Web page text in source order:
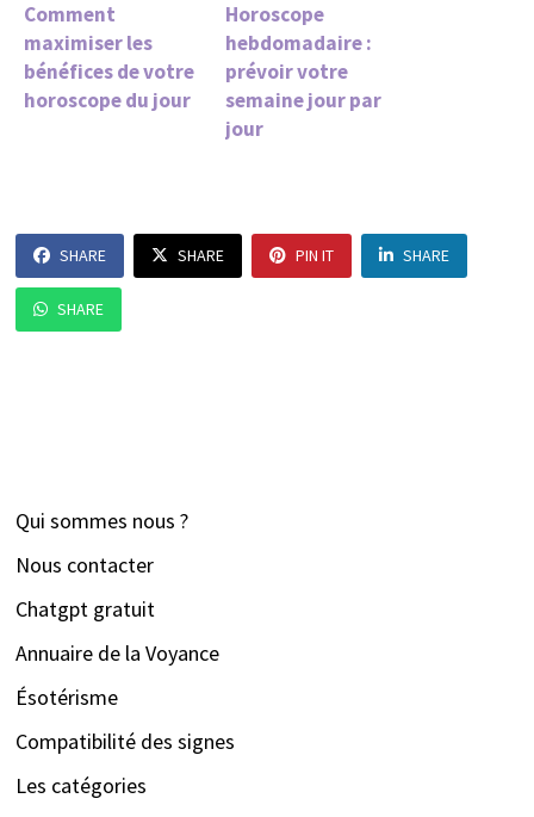
Comment
maximiser les
bénéfices de votre
horoscope du jour
Horoscope
hebdomadaire :
prévoir votre
semaine jour par
jour
SHARE SHARE PIN IT SHARE
SHARE
Qui sommes nous ?
Nous contacter
Chatgpt gratuit
Annuaire de la Voyance
Ésotérisme
Compatibilité des signes
Les catégories